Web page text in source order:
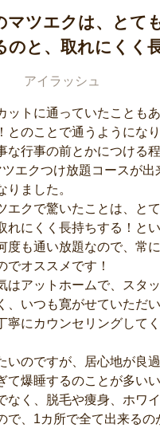
マツエクは、とて
のと、取れにくく
アイラッシュ
ットに通っていたことも
とのことで通うようになり
な行事の前とかにつける
エクつけ放題コースが出
りました。
エクで驚いたことは、と
れにくく長持ちする！とい
度も通い放題なので、常
でオススメです！
はアットホームで、スタ
、いつも寛がせていただい
寧にカウンセリングして
いのですが、居心地が良
て爆睡するのことが多い
なく、脱毛や痩身、ホワ
で、1カ所で全て出来るの